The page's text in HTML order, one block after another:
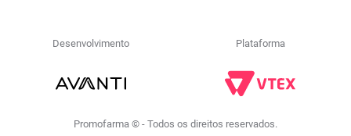
Desenvolvimento Plataforma
Promofarma © - Todos os direitos reservados.